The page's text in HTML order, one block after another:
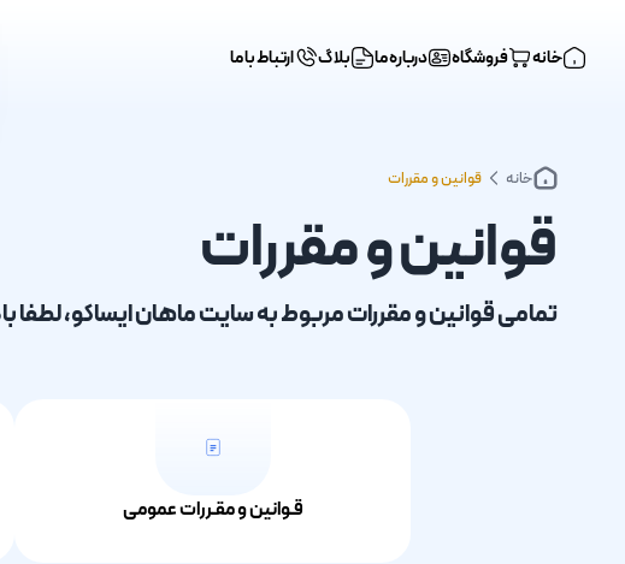
خانه فروشگاه درباره ما بلاگ ارتباط با ما
خانه قوانین و مقررات
قوانین و مقررات
تمامی قوانین و مقررات مربوط به سایت ماهان ایساکو، لطفا
قـوانین و مقـررات عمومی